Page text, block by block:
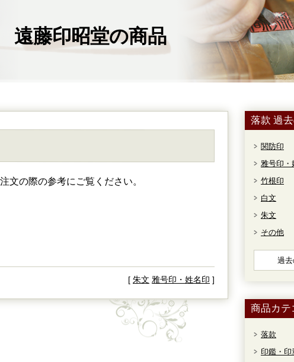
遠藤印昭堂の商品
文の際の参考にご覧ください。
[ 朱文 雅号印・姓名印 ]
落款 過
関防印
雅号印・
竹根印
白文
朱文
その他
過
商品カテ
落款
印鑑・印